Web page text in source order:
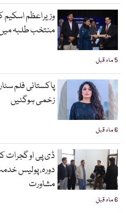
5 ماہ قبل
وزیراعظم
منتخب طلبہ
6 ماہ قبل
پاکستانی فلم
زخمی ہوگئیں
6 ماہ قبل
ڈی پی او گجرات
دورہ، پولیس
مشاورت